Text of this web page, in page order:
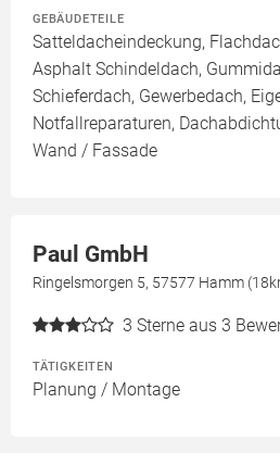
GEBÄUDETEILE
Satteldacheindeckung,
Asphalt Schindeldach,
Schieferdach, Gewerbedach,
Notfallreparaturen,
Wand / Fassade
Paul GmbH
Ringelsmorgen 5, 57577 Hamm
3 Sterne aus 3
TÄTIGKEITEN
Planung / Montage